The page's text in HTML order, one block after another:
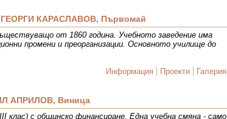
КАРАСЛАВОВ, Първомай
от 1860 година. Учебното заведение има
промени и преорганизации. Основното училище до
Информация
Проекти Галерия
АПРИЛОВ, Виница
с общинско финансиране. Една учебна смяна - само